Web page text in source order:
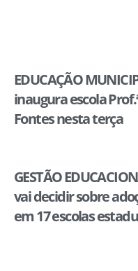
EDUCAÇÃO
inaugura escola
Fontes nesta terça
GESTÃO
vai decidir sobre
em 17 escolas